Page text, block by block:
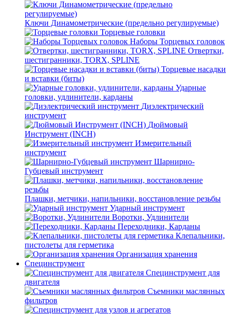
Ключи Динамометрические (предельно регулируемые)
Торцевые головки
Наборы Торцевых головок
Отвертки,
шестигранники, TORX, SPLINE
Торцевые насадки
и вставки (биты)
Ударные
головки, удлинители, карданы
Диэлектрический
инструмент
Дюймовый
Инструмент (INCH)
Измерительный
инструмент
Шарнирно-
Губцевый инструмент
Плашки, метчики, напильники, восстановление резьбы
Ударный инструмент
Воротки, Удлинители
Переходники, Карданы
Клепальники,
пистолеты для герметика
Организация хранения
Специнструмент
Специнструмент для
двигателя
Съемники маслянных
фильтров